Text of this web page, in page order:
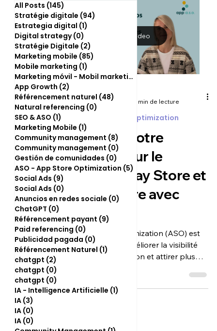
Load video
sofia8717
26 juin 2025
3 min de lecture
ASO - App Store Optimization
Boostez votre
visibilité sur le
Google Play Store et
l'App Store avec
l'ASO
L'App Store Optimization (ASO) est
essentiel pour améliorer la visibilité
de votre application et attirer plus
All Posts (145)
Stratégie digitale (94)
Estrategia digital (1)
Digital strategy(0)
Stratégie Digitale (2)
Marketing mobile (85)
Mobile marketing (1)
Marketing móvil - Mobil marketing
(0)0 post
App Growth (2)
Référencement naturel (48)
48 posts
Natural referencing (0)
SEO & ASO (1)
Marketing Mobile (1)
Community management (8)
8 posts
Community management (0)
Gestión de comunidades (0)
0 post
ASO - App Store Optimization (5)
5 posts
Social Ads (9)
Social Ads (0)
Anuncios en redes sociale (0)
0 post
ChatGPT (0)
Référencement payant (9)
Paid referencing (0)
Publicidad pagada (0)
Référencement Naturel (1)
chatgpt (2)
chatgpt (0)
chatgpt (0)
IA - Intelligence Artificielle (1)
1 post
IA (3)
IA (0)
IA (0)